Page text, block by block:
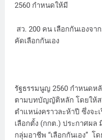
2560 กำหนดให้มี
สว. 200 คน เลือกกันเองจ
คัดเลือกกันเอง
รัฐธรรมนูญ 2560 กำหนดห
ตามบทบัญญัติหลัก โดยให้ส
ตำแหน่งคราวละห้าปี ซึ่งจะ
เลือกตั้ง (กกต.) ประกาศผ
กลุ่มอาชีพ “เลือกกันเอง”